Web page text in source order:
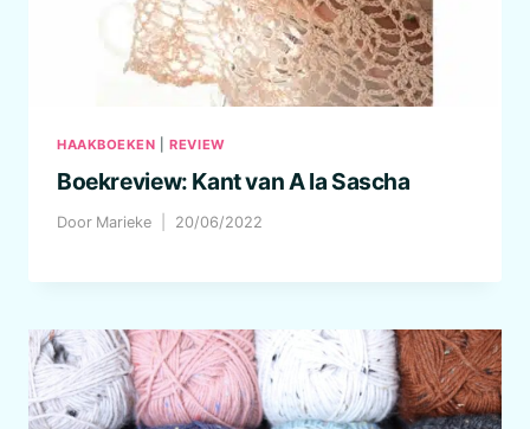
HAAKBOEKEN |REVIEW
Boekreview: Kant van A la Sascha
Door Marieke 20/06/2022